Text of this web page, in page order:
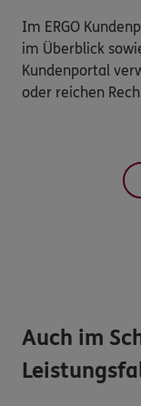
Im ERGO
im Überblick
Kundenportal
oder reichen
Auch im